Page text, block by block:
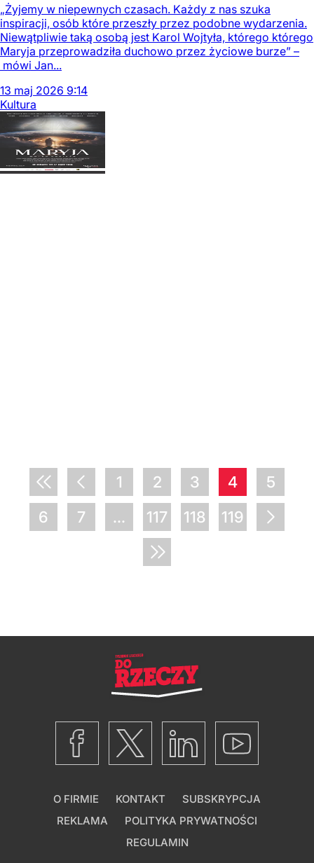
„Żyjemy w niepewnych czasach. Każdy z nas szuka
inspiracji, osób które przeszły przez podobne wydarzenia.
Niewątpliwie taką osobą jest Karol Wojtyła, którego którego
Maryja przeprowadziła duchowo przez życiowe burze” –
mówi Jan...
13 maj 2026 9:14
Kultura
1 2 3 4
5
6
7 ... 117 118 119
O FIRMIE KONTAKT
SUBSKRYPCJA
REKLAMA
POLITYKA PRYWATNOŚCI
REGULAMIN